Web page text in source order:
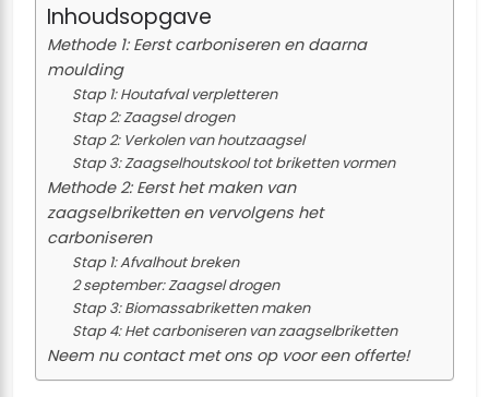
Inhoudsopgave
Methode 1: Eerst carboniseren en daarna
moulding
Stap 1: Houtafval verpletteren
Stap 2: Zaagsel drogen
Stap 2: Verkolen van houtzaagsel
Stap 3: Zaagselhoutskool tot briketten vormen
Methode 2: Eerst het maken van
zaagselbriketten en vervolgens het
carboniseren
Stap 1: Afvalhout breken
2 september: Zaagsel drogen
Stap 3: Biomassabriketten maken
Stap 4: Het carboniseren van zaagselbriketten
Neem nu contact met ons op voor een offerte!